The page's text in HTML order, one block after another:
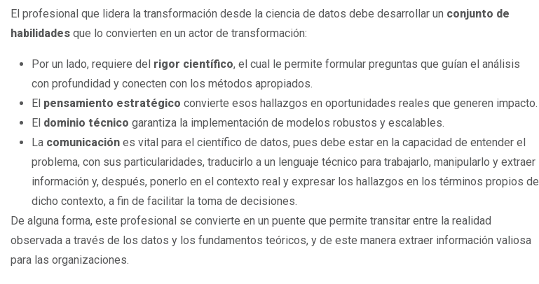
El profesional que lidera la transformación desde la ciencia de datos debe desarrollar un conjunto de
habilidades que lo convierten en un actor de transformación:
Por un lado, requiere del rigor científico, el cual le permite formular preguntas que guían el análisis
con profundidad y conecten con los métodos apropiados.
El pensamiento estratégico convierte esos hallazgos en oportunidades reales que generen impacto.
El dominio técnico garantiza la implementación de modelos robustos y escalables.
La comunicación es vital para el científico de datos, pues debe estar en la capacidad de entender el
problema, con sus particularidades, traducirlo a un lenguaje técnico para trabajarlo, manipularlo y extraer
información y, después, ponerlo en el contexto real y expresar los hallazgos en los términos propios de
dicho contexto, a fin de facilitar la toma de decisiones.
De alguna forma, este profesional se convierte en un puente que permite transitar entre la realidad
observada a través de los datos y los fundamentos teóricos, y de este manera extraer información valiosa
para las organizaciones.